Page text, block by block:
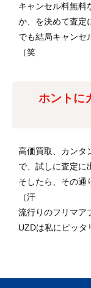
キャンセル料無料
か、を決めて査定
でも結局キャンセ
（笑
ホントに
高価買取、カンタ
で、試しに査定に
そしたら、その通
（汗
流行りのフリマア
UZDは私にピッタ